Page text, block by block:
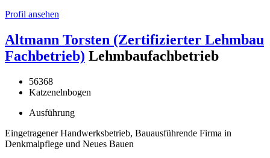
Profil ansehen
Altmann Torsten (Zertifizierter Lehmbau
Fachbetrieb) Lehmbaufachbetrieb
56368
Katzenelnbogen
Ausführung
Eingetragener Handwerksbetrieb, Bauausführende Firma in
Denkmalpflege und Neues Bauen